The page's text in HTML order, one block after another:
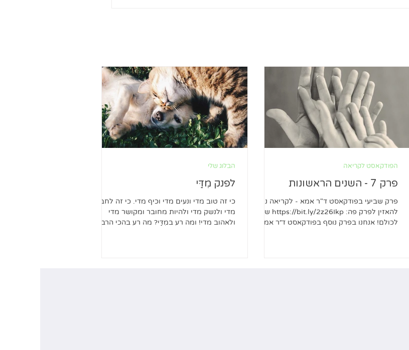
פרק 7 - השנים הראשונות
פרק שביעי בפודקאסט ד"ר אמא - לקריאה ניתן
להאזין לפרק פה: https://bit.ly/2z26Ikp שלום
לכולם! אנחנו בפרק נוסף בפודקאסט ד״ר אמא.
הפודקאסט לקריאה
לפנק מִדַּי
כי זה טוב מדי ונעים מדי וכיף מדי. כי זה לחבק
מדי ולנשק מדי ולהיות מחובר ומקושר מדי
ולאהוב מדי! ומה רע במִדַּי? מה רע בהכי הרבה
הבלוג שלי